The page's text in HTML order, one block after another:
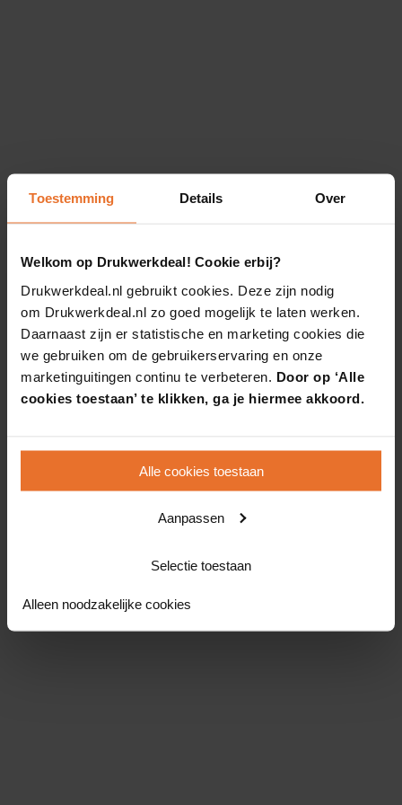
Toestemming Details Over
Welkom op Drukwerkdeal! Cookie erbij?
Drukwerkdeal.nl gebruikt cookies. Deze zijn nodig
om Drukwerkdeal.nl zo goed mogelijk te laten werken.
Daarnaast zijn er statistische en marketing cookies die
we gebruiken om de gebruikerservaring en onze
marketinguitingen continu te verbeteren. Door op ‘Alle
cookies toestaan’ te klikken, ga je hiermee akkoord.
Alle cookies toestaan
Aanpassen
Selectie toestaan
Alleen noodzakelijke cookies